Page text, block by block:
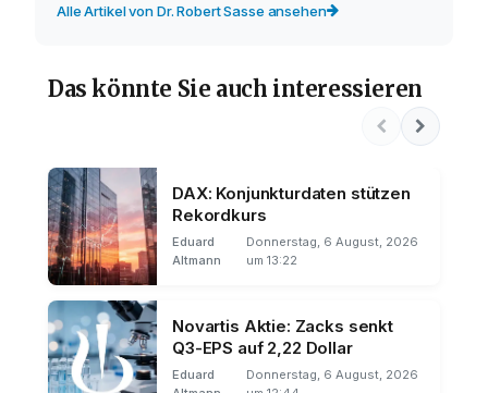
Alle Artikel von Dr. Robert Sasse ansehen
Das könnte Sie auch interessieren
DAX: Konjunkturdaten stützen
Rekordkurs
Eduard
Altmann
Donnerstag, 6 August, 2026
um 13:22
Novartis Aktie: Zacks senkt
Q3-EPS auf 2,22 Dollar
Eduard
Donnerstag, 6 August, 2026